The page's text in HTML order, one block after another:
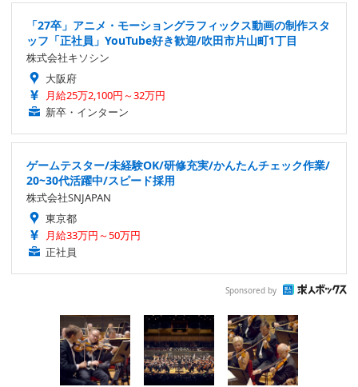
「27卒」アニメ・モーショングラフィックス動画の制作スタ
ッフ「正社員」YouTube好き歓迎/吹田市片山町1丁目
株式会社キソシン
大阪府
月給25万2,100円～32万円
新卒・インターン
ゲームテスター/未経験OK/研修充実/かんたんチェック作業/
20~30代活躍中/スピード採用
株式会社SNJAPAN
東京都
月給33万円～50万円
正社員
Sponsored by